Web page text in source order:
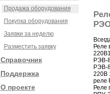
Продажа оборудования
Покупка оборудования
Заявки за неделю
Разместить заявку
Справочник
Поддержка
О проекте
Реле
РЭВ-
РЭВ-
220В
реле
Реле